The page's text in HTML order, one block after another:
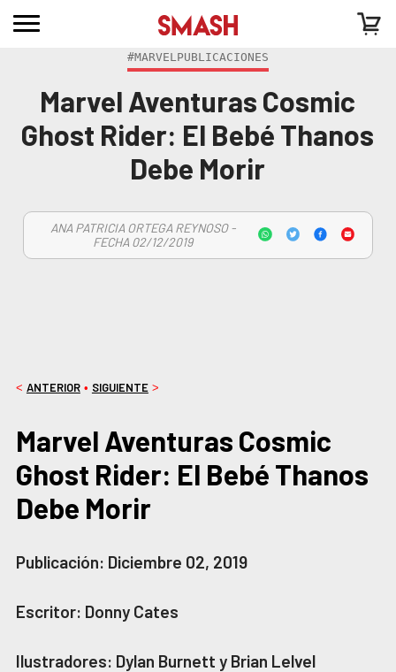
#MARVELPUBLICACIONES
Marvel Aventuras Cosmic
Ghost Rider: El Bebé Thanos
Debe Morir
ANA PATRICIA ORTEGA REYNOSO -
FECHA 02/12/2019
< ANTERIOR• SIGUIENTE>
Marvel Aventuras Cosmic
Ghost Rider: El Bebé Thanos
Debe Morir
Publicación: Diciembre 02, 2019
Escritor: Donny Cates
Ilustradores: Dylan Burnett y Brian Lelvel